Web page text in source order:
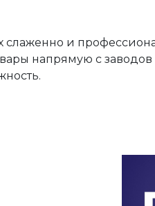
слаженно и
напрямую с